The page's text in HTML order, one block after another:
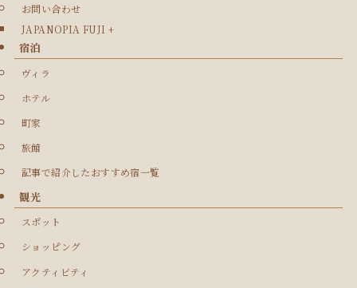
お問い合わせ
JAPANOPIA FUJI +
宿泊
ヴィラ
ホテル
町家
旅館
記事で紹介したおすすめ宿一覧
観光
スポット
ショッピング
アクティビティ